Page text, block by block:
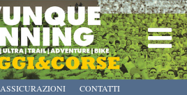
ASSICURAZIONI CONTATTI